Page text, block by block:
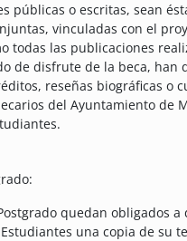
públicas o escritas, sean
vinculadas con el
todas las publicaciones
de disfrute de la beca, han
reseñas biográficas o
del Ayuntamiento de
quedan obligados a
una copia de su